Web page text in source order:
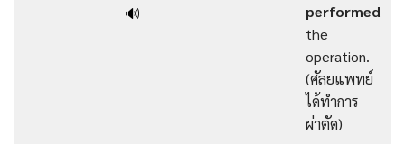
🔊
performed
the
operation.
(ศัลยแพทย์
ได้ทำการ
ผ่าตัด)